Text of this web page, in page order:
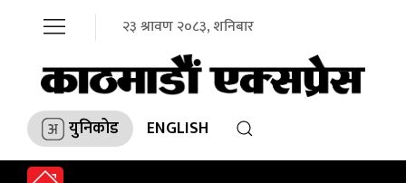
२३ श्रावण २०८३, शनिबार
युनिकोड ENGLISH